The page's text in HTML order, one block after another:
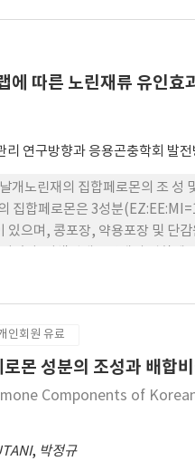
보다 더 많은 수의 멸강나방이
담배나방트랩에 포획된 멸강나
밑에 큰 갓을 덧댄 형태로 수정
것으로 나타났다. 2010년과 올
에 따른 노린재류 유인효
리 연구방향과 응용곤충학회 발
개노린재의 집합페로몬의 조 성
집합페로몬은 3성분
으며, 콩포장, 약용포장 및 단
유인효과는 7>5>10>3mg 순
과는 원반트랩>통기트랩>통발
인회원 유료
몬 성분의 조성과 배합
Components of
, 박정규